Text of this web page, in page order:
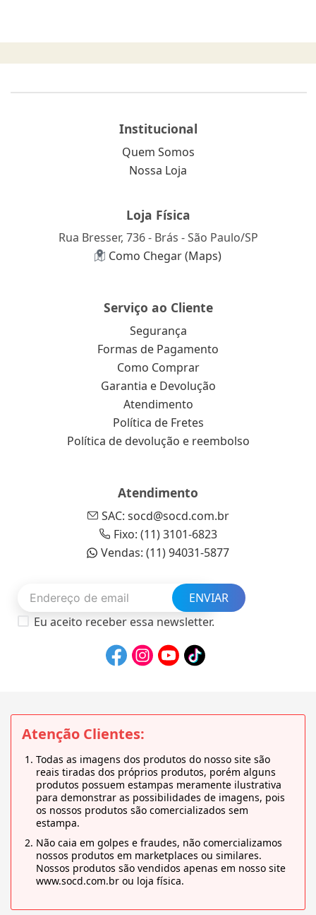
Institucional
Quem Somos
Nossa Loja
Loja Física
Rua Bresser, 736 - Brás - São Paulo/SP
Como Chegar (Maps)
Serviço ao Cliente
Segurança
Formas de Pagamento
Como Comprar
Garantia e Devolução
Atendimento
Política de Fretes
Política de devolução e reembolso
Atendimento
SAC: socd@socd.com.br
Fixo: (11) 3101-6823
Vendas: (11) 94031-5877
ENVIAR
Eu aceito receber essa newsletter.
Atenção Clientes:
Todas as imagens dos produtos do nosso site são
reais tiradas dos próprios produtos, porém alguns
produtos possuem estampas meramente ilustrativa
para demonstrar as possibilidades de imagens, pois
os nossos produtos são comercializados sem
estampa.
Não caia em golpes e fraudes, não comercializamos
nossos produtos em marketplaces ou similares.
Nossos produtos são vendidos apenas em nosso site
www.socd.com.br ou loja física.